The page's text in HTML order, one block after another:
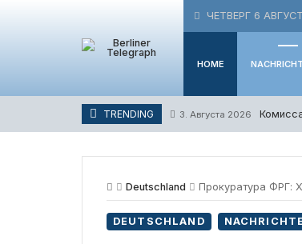
ЧЕТВЕРГ 6
HOME
TRENDING 3. Августа 2026
Deutschland Прокуратура ФРГ:
DEUTSCHLAND